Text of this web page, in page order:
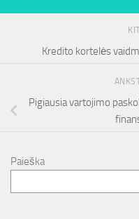
Kredito kortelės
Pigiausia vartojimo
Paieška